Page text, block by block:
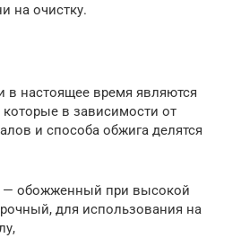
на очистку.
настоящее время являются
которые в зависимости от
и способа обжига делятся
— обожженный при высокой
для использования на